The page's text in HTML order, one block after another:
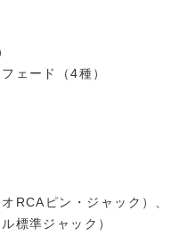
ェード（4種）
RCAピン・ジャック）、
標準ジャック）